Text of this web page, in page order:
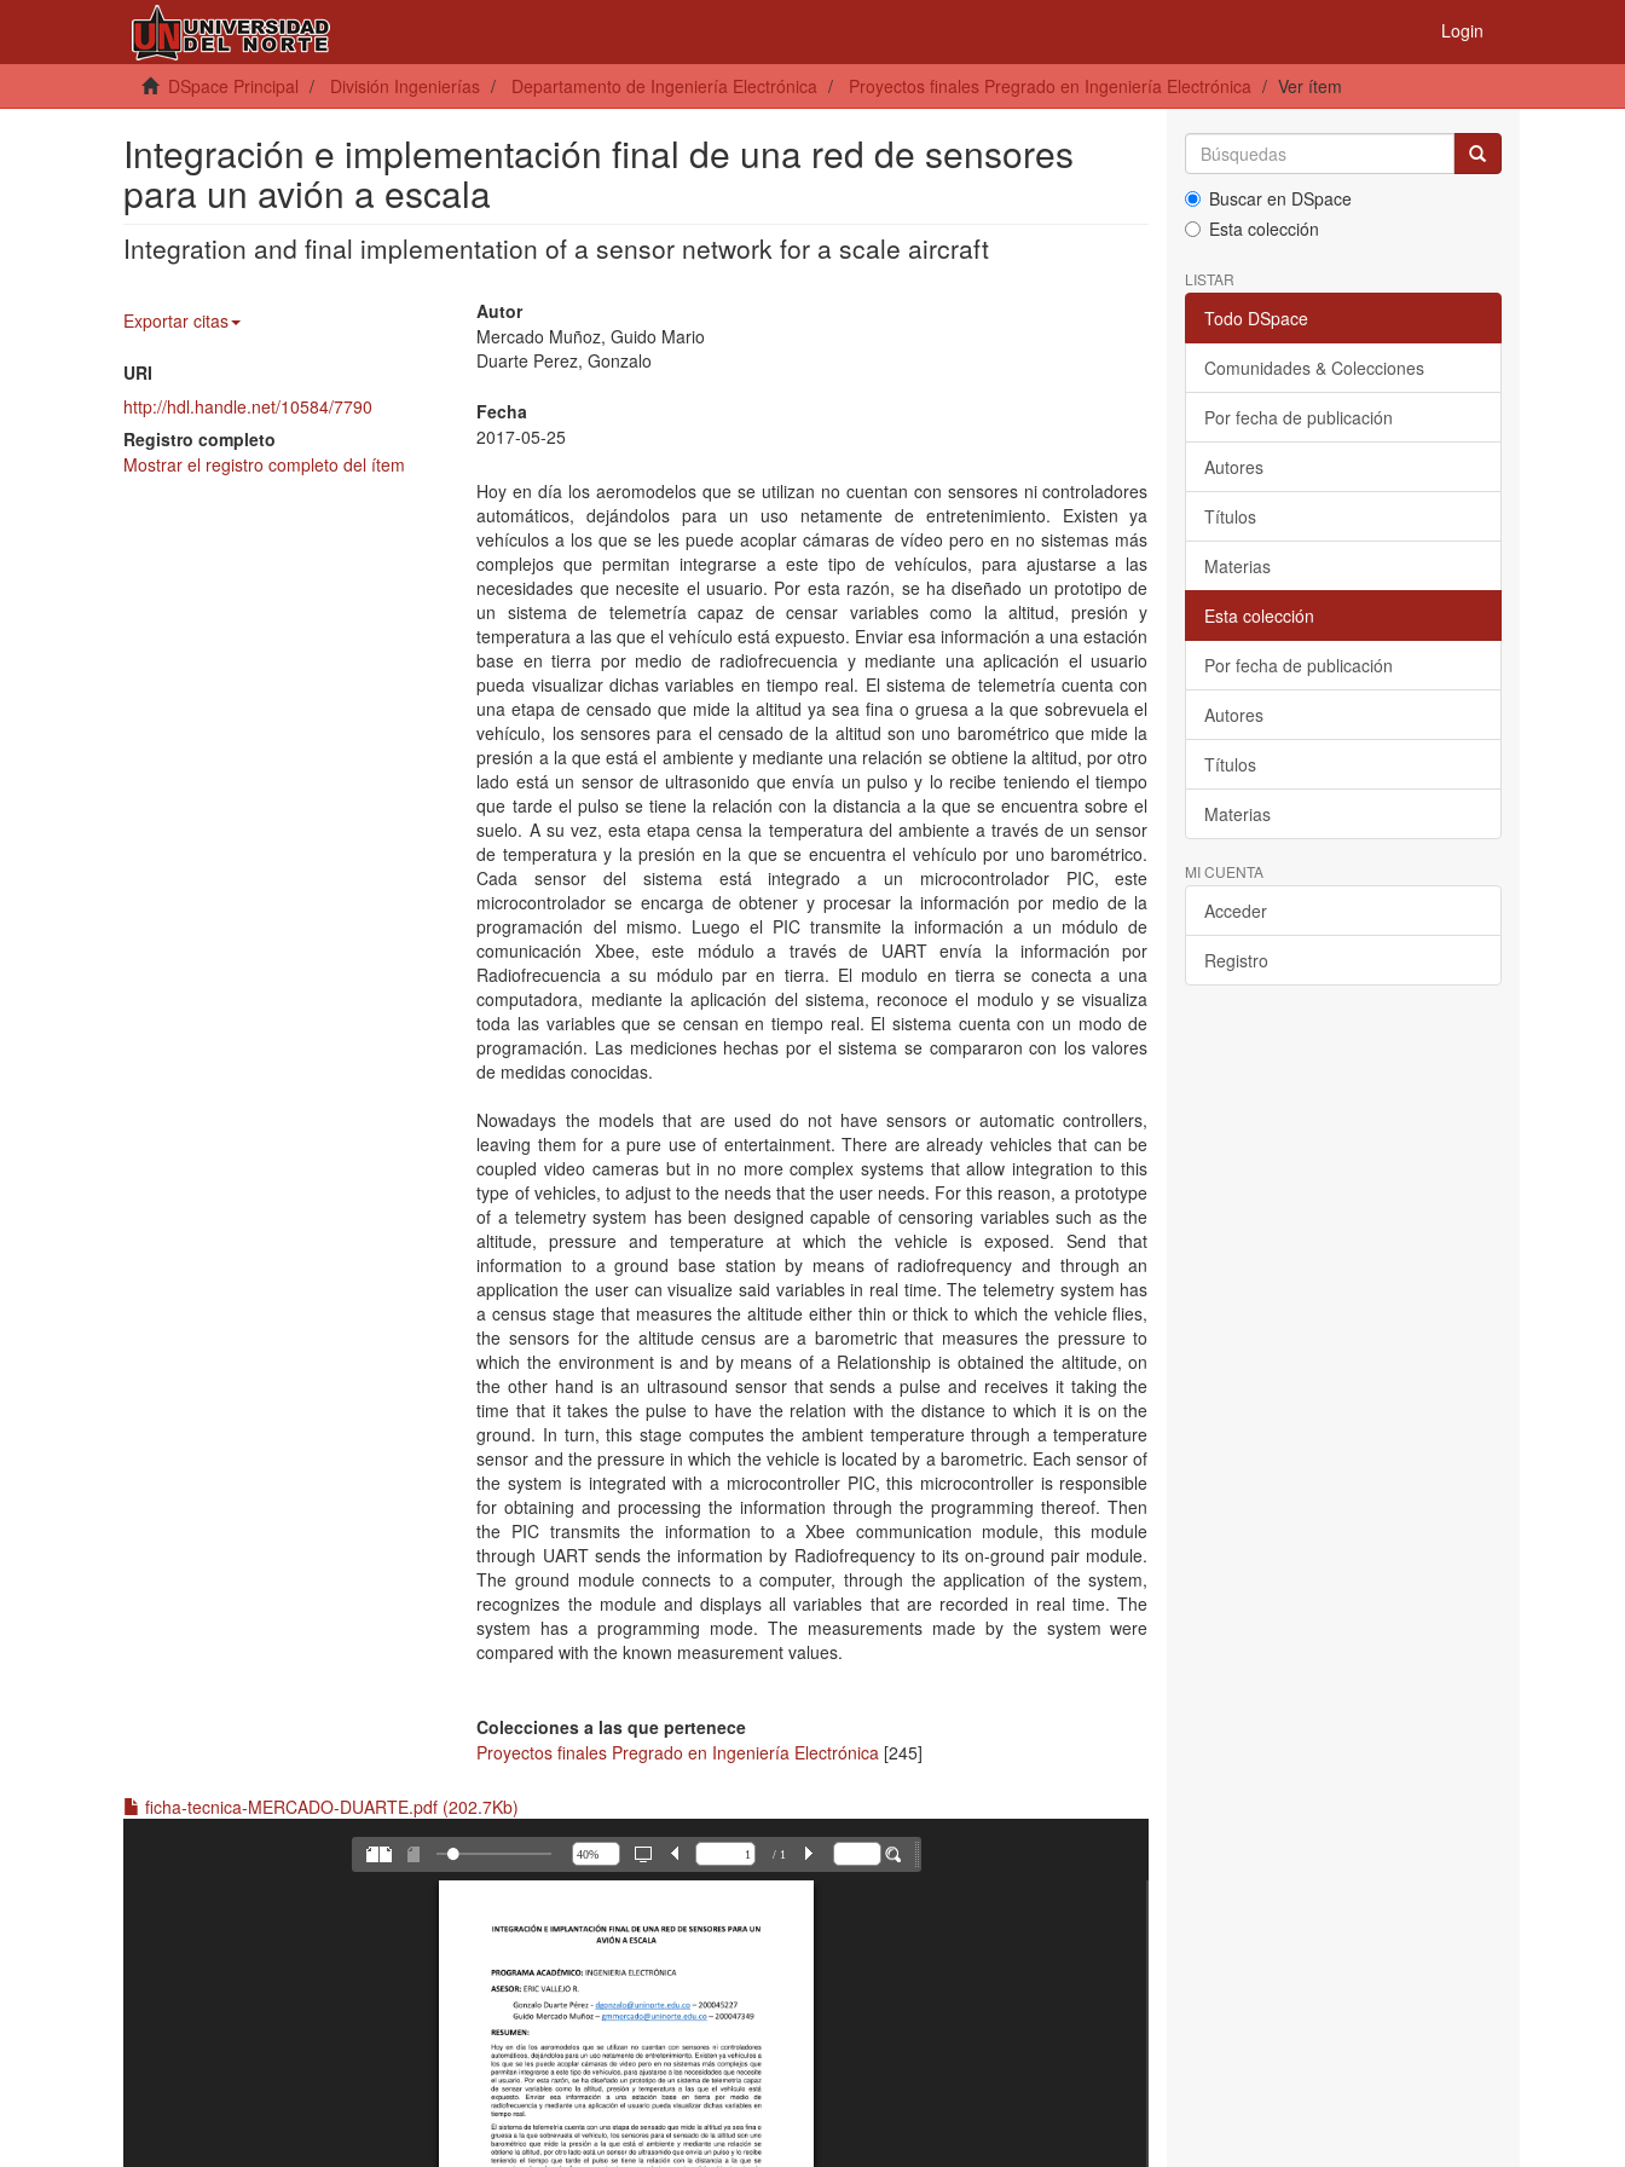
Login
DSpace Principal División Ingenierías Departamento de Ingeniería Electrónica Proyectos finales Pregrado en Ingeniería Electrónica Ver ítem
Integración e implementación final de una red de sensores
para un avión a escala
Integration and final implementation of a sensor network for a scale aircraft
Exportar citas
URI
http://hdl.handle.net/10584/7790
Registro completo
Mostrar el registro completo del ítem
Autor
Mercado Muñoz, Guido Mario
Duarte Perez, Gonzalo
Fecha
2017-05-25
Hoy en día los aeromodelos que se utilizan no cuentan con sensores ni controladores
automáticos, dejándolos para un uso netamente de entretenimiento. Existen ya
vehículos a los que se les puede acoplar cámaras de vídeo pero en no sistemas más
complejos que permitan integrarse a este tipo de vehículos, para ajustarse a las
necesidades que necesite el usuario. Por esta razón, se ha diseñado un prototipo de
un sistema de telemetría capaz de censar variables como la altitud, presión y
temperatura a las que el vehículo está expuesto. Enviar esa información a una estación
base en tierra por medio de radiofrecuencia y mediante una aplicación el usuario
pueda visualizar dichas variables en tiempo real. El sistema de telemetría cuenta con
una etapa de censado que mide la altitud ya sea fina o gruesa a la que sobrevuela el
vehículo, los sensores para el censado de la altitud son uno barométrico que mide la
presión a la que está el ambiente y mediante una relación se obtiene la altitud, por otro
lado está un sensor de ultrasonido que envía un pulso y lo recibe teniendo el tiempo
que tarde el pulso se tiene la relación con la distancia a la que se encuentra sobre el
suelo. A su vez, esta etapa censa la temperatura del ambiente a través de un sensor
de temperatura y la presión en la que se encuentra el vehículo por uno barométrico.
Cada sensor del sistema está integrado a un microcontrolador PIC, este
microcontrolador se encarga de obtener y procesar la información por medio de la
programación del mismo. Luego el PIC transmite la información a un módulo de
comunicación Xbee, este módulo a través de UART envía la información por
Radiofrecuencia a su módulo par en tierra. El modulo en tierra se conecta a una
computadora, mediante la aplicación del sistema, reconoce el modulo y se visualiza
toda las variables que se censan en tiempo real. El sistema cuenta con un modo de
programación. Las mediciones hechas por el sistema se compararon con los valores
de medidas conocidas.
Nowadays the models that are used do not have sensors or automatic controllers,
leaving them for a pure use of entertainment. There are already vehicles that can be
coupled video cameras but in no more complex systems that allow integration to this
type of vehicles, to adjust to the needs that the user needs. For this reason, a prototype
of a telemetry system has been designed capable of censoring variables such as the
altitude, pressure and temperature at which the vehicle is exposed. Send that
information to a ground base station by means of radiofrequency and through an
application the user can visualize said variables in real time. The telemetry system has
a census stage that measures the altitude either thin or thick to which the vehicle flies,
the sensors for the altitude census are a barometric that measures the pressure to
which the environment is and by means of a Relationship is obtained the altitude, on
the other hand is an ultrasound sensor that sends a pulse and receives it taking the
time that it takes the pulse to have the relation with the distance to which it is on the
ground. In turn, this stage computes the ambient temperature through a temperature
sensor and the pressure in which the vehicle is located by a barometric. Each sensor of
the system is integrated with a microcontroller PIC, this microcontroller is responsible
for obtaining and processing the information through the programming thereof. Then
the PIC transmits the information to a Xbee communication module, this module
through UART sends the information by Radiofrequency to its on-ground pair module.
The ground module connects to a computer, through the application of the system,
recognizes the module and displays all variables that are recorded in real time. The
system has a programming mode. The measurements made by the system were
compared with the known measurement values.
Colecciones a las que pertenece
Proyectos finales Pregrado en Ingeniería Electrónica [245]
ficha-tecnica-MERCADO-DUARTE.pdf (202.7Kb)
/ 1
Buscar en DSpace
Esta colección
LISTAR
Todo DSpace
Comunidades & Colecciones
Por fecha de publicación
Autores
Títulos
Materias
Esta colección
Por fecha de publicación
Autores
Títulos
Materias
MI CUENTA
Acceder
Registro